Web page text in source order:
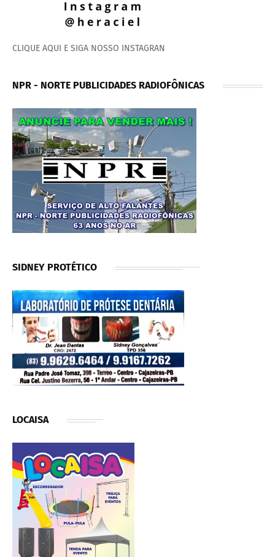
CLIQUE AQUI E SIGA NOSSO INSTAGRAN
NPR - NORTE PUBLICIDADES RADIOFÔNICAS
SIDNEY PROTÉTICO
LOCAISA